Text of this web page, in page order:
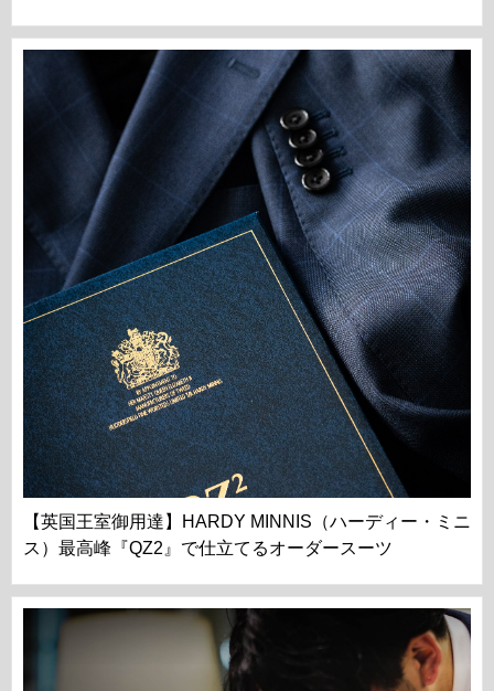
【英国王室御用達】HARDY MINNIS（ハーディー・ミニ
ス）最高峰『QZ2』で仕立てるオーダースーツ